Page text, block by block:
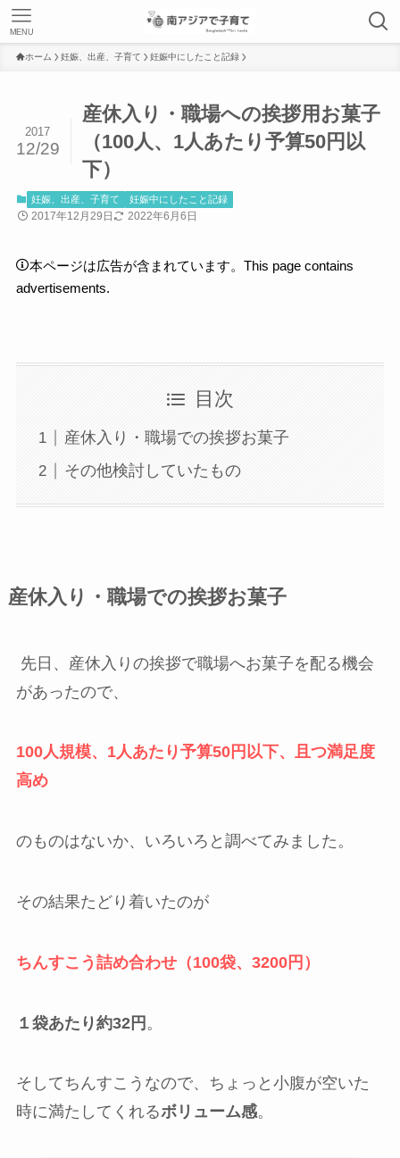
MENU
ホーム 妊娠、出産、子育て 妊娠中にしたこと記録
産休入り・職場への挨拶用お菓子
（100人、1人あたり予算50円以
下）
2017
12/29
妊娠、出産、子育て 妊娠中にしたこと記録
2017年12月29日 2022年6月6日
本ページは広告が含まれています。This page contains
advertisements.
目次
産休入り・職場での挨拶お菓子
その他検討していたもの
産休入り・職場での挨拶お菓子
先日、産休入りの挨拶で職場へお菓子を配る機会
があったので、
100人規模、1人あたり予算50円以下、且つ満足度
高め
のものはないか、いろいろと調べてみました。
その結果たどり着いたのが
ちんすこう詰め合わせ（100袋、3200円）
１袋あたり約32円 。
そしてちんすこうなので、ちょっと小腹が空いた
時に満たしてくれるボリューム感。